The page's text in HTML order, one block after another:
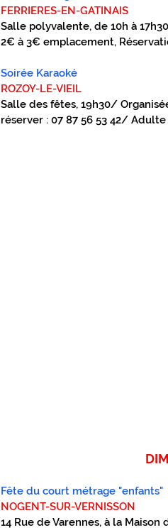
FERRIERES-EN-GATINAIS
Salle polyvalente, de 10h à
2€ à 3€ emplacement,
Soirée Karaoké
ROZOY-LE-VIEIL
Salle des fêtes, 19h30/
réserver : 07 87 56 53 42/
Fête du court métrage "enfants"
NOGENT-SUR-VERNISSON
14 Rue de Varennes, à la